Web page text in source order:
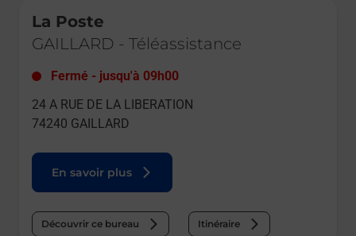
La Poste
GAILLARD - Téléassistance
Fermé - jusqu'à 09h00
24 A RUE DE LA LIBERATION
74240 GAILLARD
En savoir plus
Découvrir ce bureau Itinéraire